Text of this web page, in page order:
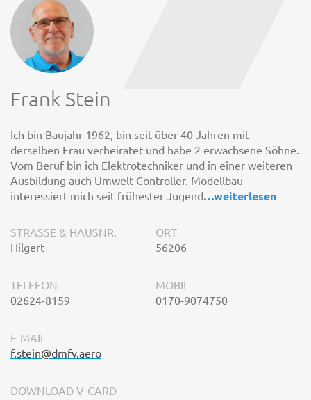
Frank Stein
Ich bin Baujahr 1962, bin seit über 40 Jahren mit
derselben Frau verheiratet und habe 2 erwachsene Söhne.
Vom Beruf bin ich Elektrotechniker und in einer weiteren
Ausbildung auch Umwelt-Controller. Modellbau
interessiert mich seit frühester Jugend…weiterlesen
STRASSE & HAUSNR.
Hilgert
ORT
56206
TELEFON
02624-8159
MOBIL
0170-9074750
E-MAIL
f.stein@dmfv.aero
DOWNLOAD V-CARD